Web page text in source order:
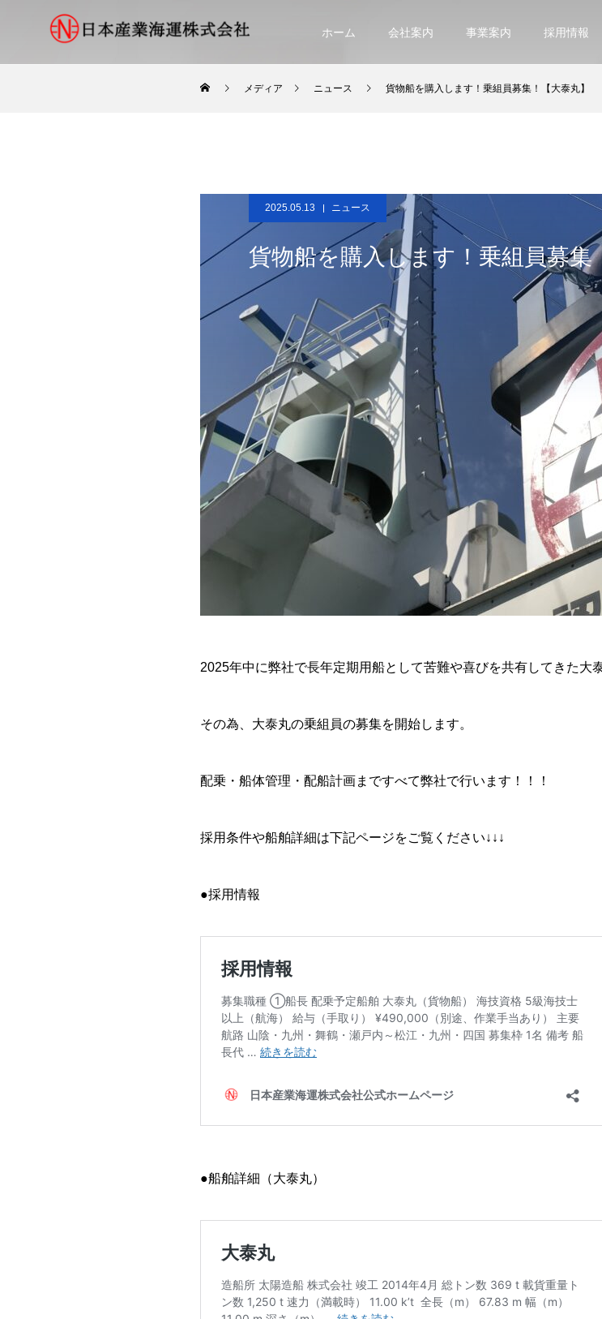
ホーム 会社案内 事業案内 採用情報
メディア ニュース 貨物船を購入します！乗組員募集！【大泰丸】
2025.05.13 ニュース
貨物船を購入します！乗組員募集
2025年中に弊社で長年定期用船として苦難や喜びを共有してきた大
その為、大泰丸の乗組員の募集を開始します。
配乗・船体管理・配船計画まですべて弊社で行います！！！
採用条件や船舶詳細は下記ページをご覧ください↓↓↓
●採用情報
●船舶詳細（大泰丸）